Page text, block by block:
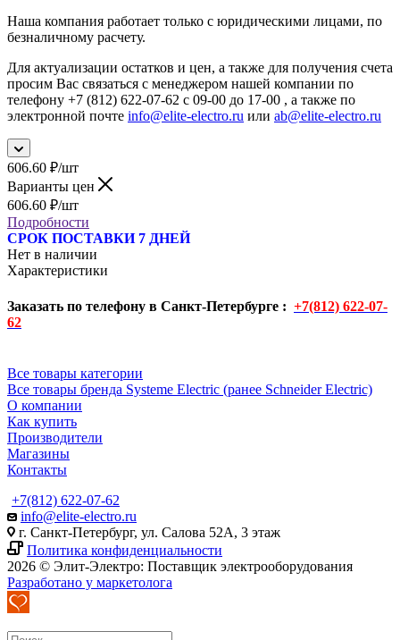
Наша компания работает только с юридическими лицами, по
безналичному расчету.
Для актуализации остатков и цен, а также для получения счета
просим Вас связаться с менеджером нашей компании по
телефону +7 (812) 622-07-62 с 09-00 до 17-00 , а также по
электронной почте info@elite-electro.ru или ab@elite-electro.ru
606.60 ₽/шт
Варианты цен
606.60 ₽/шт
Подробности
СРОК ПОСТАВКИ 7 ДНЕЙ
Нет в наличии
Характеристики
Заказать по телефону в Санкт-Петербурге : +7(812) 622-07-
62
Все товары категории
Все товары бренда Systeme Electric (ранее Schneider Electric)
О компании
Как купить
Производители
Магазины
Контакты
+7(812) 622-07-62
info@elite-electro.ru
г. Санкт-Петербург, ул. Салова 52А, 3 этаж
Политика конфиденциальности
2026 © Элит-Электро: Поставщик электрооборудования
Разработано у маркетолога